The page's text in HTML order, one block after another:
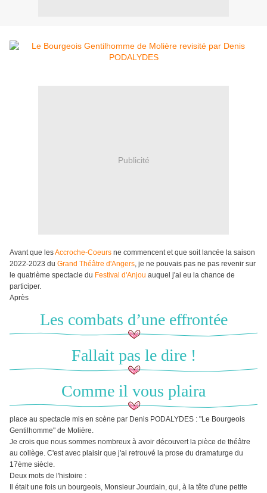
Publicité
Avant que lesAccroche-Coeurs ne commencent et que soit lancée la saison
2022-2023 du Grand Théâtre d'Angers, je ne pouvais pas ne pas revenir sur
le quatrième spectacle du Festival d'Anjou auquel j'ai eu la chance de
participer.
Après
Les combats d’une effrontée
Fallait pas le dire !
Comme il vous plaira
place au spectacle mis en scène par Denis PODALYDES : "Le Bourgeois
Gentilhomme" de Molière.
Je crois que nous sommes nombreux à avoir découvert la pièce de théâtre
au collège. C'est avec plaisir que j'ai retrouvé la prose du dramaturge du
17ème siècle.
Deux mots de l'histoire :
Il était une fois un bourgeois, Monsieur Jourdain, qui, à la tête d'une petite